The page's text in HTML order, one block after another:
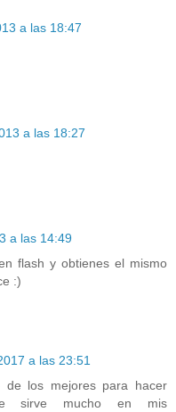
a las 18:47
a las 18:27
a las 14:49
flash y obtienes el mismo
:)
a las 23:51
los mejores para hacer
sirve mucho en mis